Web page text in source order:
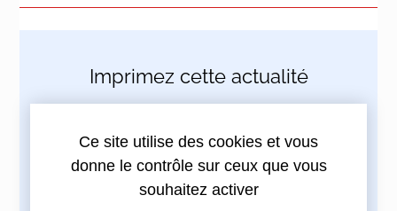
Imprimez cette actualité
Partagez cette actualité :
Ce site utilise des cookies et vous
donne le contrôle sur ceux que vous
souhaitez activer